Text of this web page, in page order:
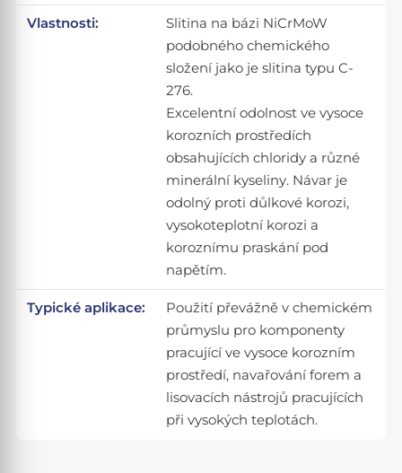
Vlastnosti:
Slitina na bázi NiCrMoW
podobného chemického
složení jako je slitina typu C-
276.
Excelentní odolnost ve vysoce
korozních prostředích
obsahujících chloridy a různé
minerální kyseliny. Návar je
odolný proti důlkové korozi,
vysokoteplotní korozi a
koroznímu praskání pod
napětím.
Typické aplikace:
Použití převážně v chemickém
průmyslu pro komponenty
pracující ve vysoce korozním
prostředí, navařování forem a
lisovacích nástrojů pracujících
při vysokých teplotách.